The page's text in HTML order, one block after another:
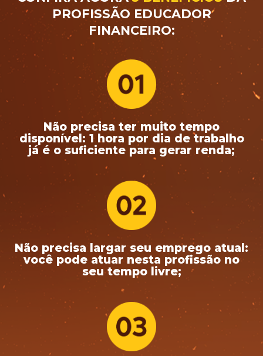
PROFISSÃO EDUCADOR
FINANCEIRO:
Não precisa ter muito tempo
disponível: 1 hora por dia de trabalho
já é o suficiente para gerar renda;
Não precisa largar seu emprego atual:
você pode atuar nesta profissão no
seu tempo livre;